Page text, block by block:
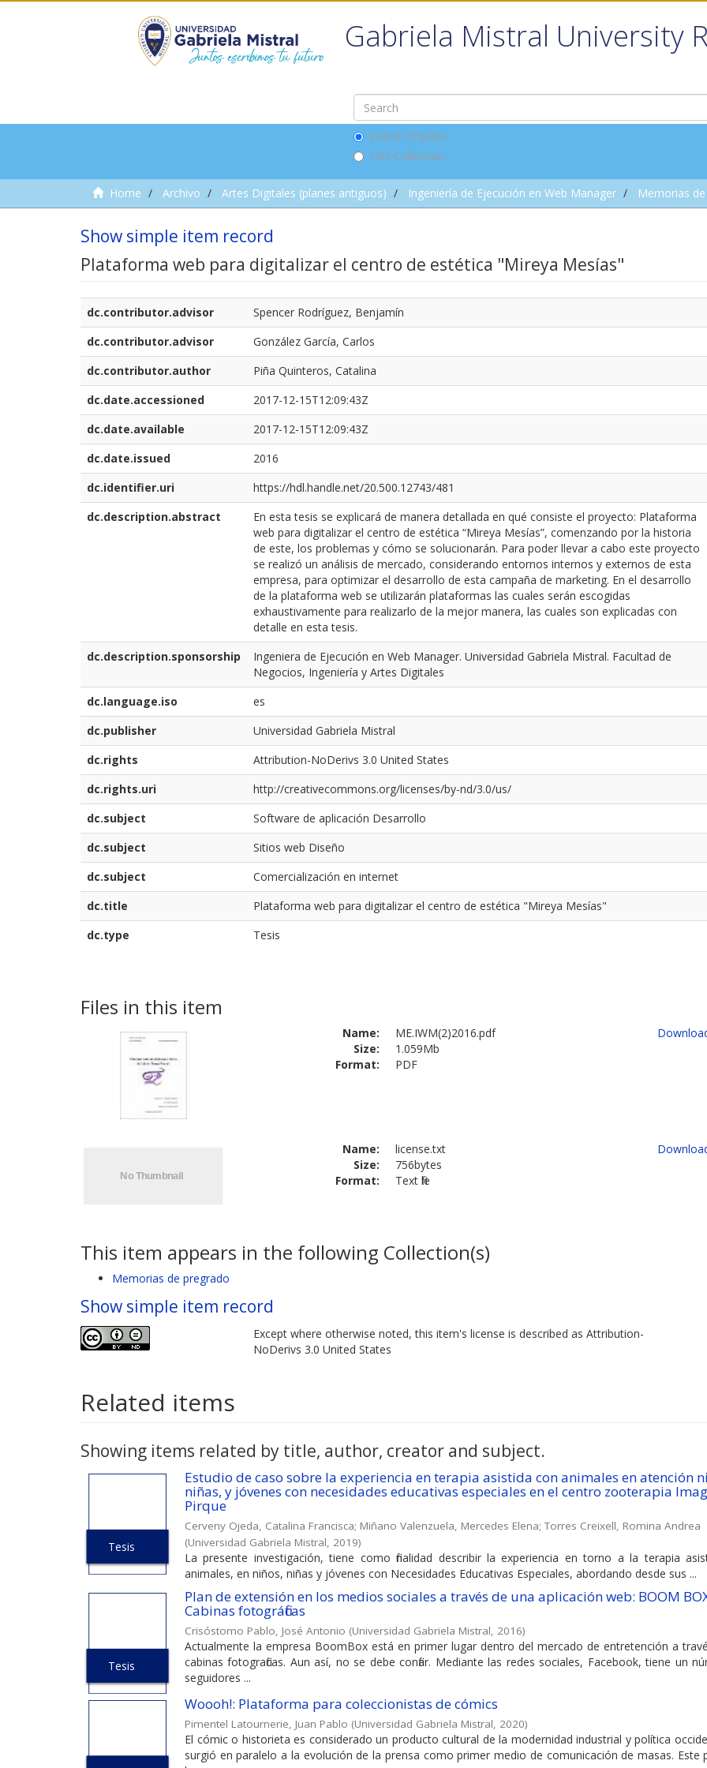
Gabriela Mistral University
Search DSpace
This Collection
Home Archivo Artes Digitales (planes antiguos) Ingeniería de Ejecución en Web Manager Memorias
Show simple item record
Plataforma web para digitalizar el centro de estética "Mireya Mesías"
dc.contributor.advisor
Spencer Rodríguez, Benjamín
dc.contributor.advisor
González García, Carlos
dc.contributor.author
Piña Quinteros, Catalina
dc.date.accessioned
2017-12-15T12:09:43Z
dc.date.available
2017-12-15T12:09:43Z
dc.date.issued
2016
dc.identifier.uri
https://hdl.handle.net/20.500.12743/481
dc.description.abstract
En esta tesis se explicará de manera detallada en qué consiste el proyecto: Plataforma
web para digitalizar el centro de estética “Mireya Mesías”, comenzando por la historia
de este, los problemas y cómo se solucionarán. Para poder llevar a cabo este proyecto
se realizó un análisis de mercado, considerando entornos internos y externos de esta
empresa, para optimizar el desarrollo de esta campaña de marketing. En el desarrollo
de la plataforma web se utilizarán plataformas las cuales serán escogidas
exhaustivamente para realizarlo de la mejor manera, las cuales son explicadas con
detalle en esta tesis.
dc.description.sponsorship
Ingeniera de Ejecución en Web Manager. Universidad Gabriela Mistral. Facultad de
Negocios, Ingeniería y Artes Digitales
dc.language.iso
es
dc.publisher
Universidad Gabriela Mistral
dc.rights
Attribution-NoDerivs 3.0 United States
dc.rights.uri
http://creativecommons.org/licenses/by-nd/3.0/us/
dc.subject
Software de aplicación Desarrollo
dc.subject
Sitios web Diseño
dc.subject
Comercialización en internet
dc.title
Plataforma web para digitalizar el centro de estética "Mireya Mesías"
dc.type
Tesis
Files in this item
Name:
ME.IWM(2)2016.pdf
Size:
1.059Mb
Format:
PDF
Name:
license.txt
Size:
756bytes
Format:
Text file
This item appears in the following Collection(s)
Memorias de pregrado
Show simple item record
Except where otherwise noted, this item's license is described as Attribution-
NoDerivs 3.0 United States
Related items
Showing items related by title, author, creator and subject.
Tesis
Estudio de caso sobre la experiencia en terapia asistida con animales en atención
niñas, y jóvenes con necesidades educativas especiales en el centro zooterapia
Pirque
Cerveny Ojeda, Catalina Francisca; Miñano Valenzuela, Mercedes Elena; Torres Creixell, Romina Andrea
(Universidad Gabriela Mistral, 2019)
La presente investigación, tiene como finalidad describir la experiencia en torno a la terapia
animales, en niños, niñas y jóvenes con Necesidades Educativas Especiales, abordando desde sus ...
Tesis
Plan de extensión en los medios sociales a través de una aplicación web: BOOM
Cabinas fotográficas
Crisóstomo Pablo, José Antonio (Universidad Gabriela Mistral, 2016)
Actualmente la empresa BoomBox está en primer lugar dentro del mercado de entretención a
cabinas fotograficas. Aun así, no se debe confiar. Mediante las redes sociales, Facebook, tiene un
seguidores ...
Woooh!: Plataforma para coleccionistas de cómics
Pimentel Latournerie, Juan Pablo (Universidad Gabriela Mistral, 2020)
El cómic o historieta es considerado un producto cultural de la modernidad industrial y política
surgió en paralelo a la evolución de la prensa como primer medio de comunicación de masas. Este